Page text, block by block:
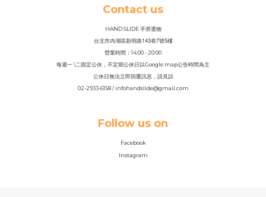
Contact us
HAND SLIDE 手滑選物
台北市內湖區新明路143巷7號5樓
營業時間：14:00 - 20:00
每週一 \二固定公休，不定期公休日以Google map公告時間為主
公休日無法立即回覆訊息，請見諒
02-2933-6158 / infohandslide@gmail.com
Follow us on
Facebook
Instagram